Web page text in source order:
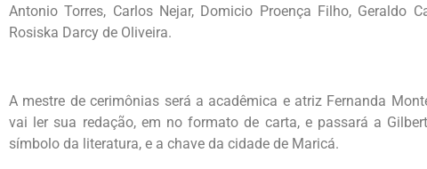
Antonio Torres, Carlos Nejar, Domicio Proença Filho, Geraldo
Rosiska Darcy de Oliveira.
A mestre de cerimônias será a acadêmica e atriz Fernanda
vai ler sua redação, em no formato de carta, e passará a
símbolo da literatura, e a chave da cidade de Maricá.